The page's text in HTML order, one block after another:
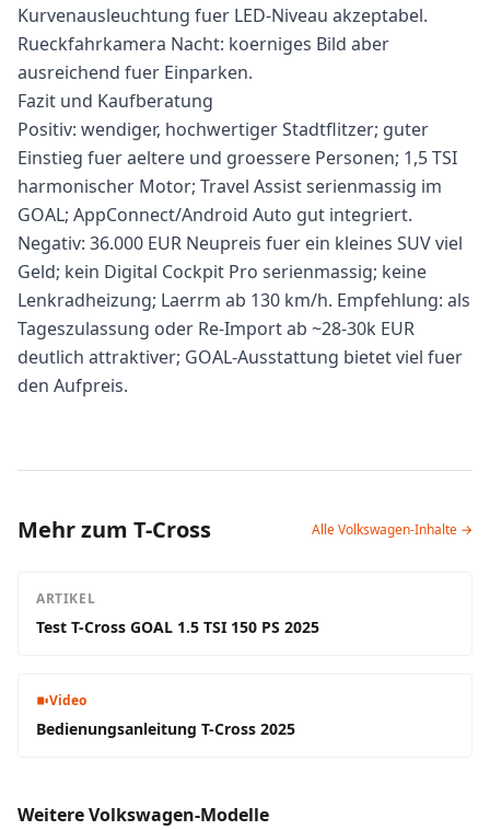
Kurvenausleuchtung fuer LED-Niveau akzeptabel.
Rueckfahrkamera Nacht: koerniges Bild aber
ausreichend fuer Einparken.
Fazit und Kaufberatung
Positiv: wendiger, hochwertiger Stadtflitzer; guter
Einstieg fuer aeltere und groessere Personen; 1,5 TSI
harmonischer Motor; Travel Assist serienmassig im
GOAL; AppConnect/Android Auto gut integriert.
Negativ: 36.000 EUR Neupreis fuer ein kleines SUV viel
Geld; kein Digital Cockpit Pro serienmassig; keine
Lenkradheizung; Laerrm ab 130 km/h. Empfehlung: als
Tageszulassung oder Re-Import ab ~28-30k EUR
deutlich attraktiver; GOAL-Ausstattung bietet viel fuer
den Aufpreis.
Mehr zum T-Cross Alle Volkswagen-Inhalte →
ARTIKEL
Test T-Cross GOAL 1.5 TSI 150 PS 2025
Video
Bedienungsanleitung T-Cross 2025
Weitere Volkswagen-Modelle